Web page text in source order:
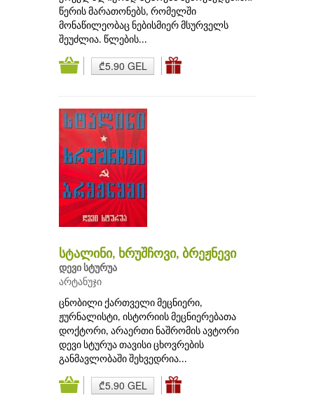
წერის მარათონებს, რომელში
მონაწილეობაც ნებისმიერ მსურველს
შეუძლია. წლების...
₾5.90 GEL
სტალინი, ხრუშჩოვი, ბრეჟნევი
დევი სტურუა
არტანუჯი
ცნობილი ქართველი მეცნიერი,
ჟურნალისტი, ისტორიის მეცნიერებათა
დოქტორი, არაერთი ნაშრომის ავტორი
დევი სტურუა თავისი ცხოვრების
განმავლობაში შეხვედრია...
₾5.90 GEL